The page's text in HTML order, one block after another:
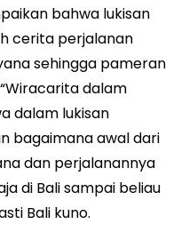
bahwa lukisan
cerita perjalanan
sehingga pameran
dalam
dalam lukisan
bagaimana awal dari
dan perjalanannya
di Bali sampai beliau
Bali kuno.